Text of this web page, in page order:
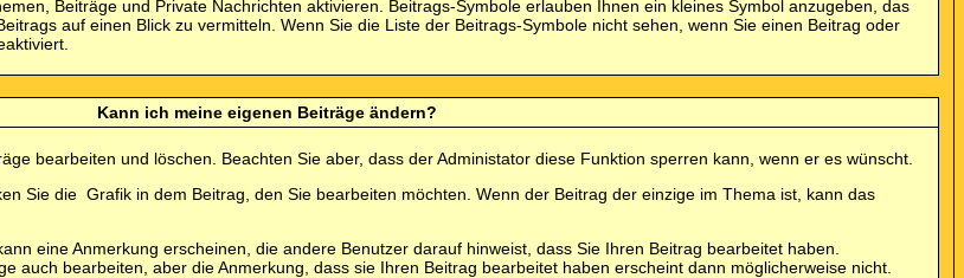
Beiträge und Private Nachrichten aktivieren. Beitrags-Symbole erlauben Ihnen ein kleines Symbol anzugeben, das
auf einen Blick zu vermitteln. Wenn Sie die Liste der Beitrags-Symbole nicht sehen, wenn Sie einen Beitrag oder
Kann ich meine eigenen Beiträge ändern?
bearbeiten und löschen. Beachten Sie aber, dass der Administator diese Funktion sperren kann, wenn er es wünscht.
Sie die Grafik in dem Beitrag, den Sie bearbeiten möchten. Wenn der Beitrag der einzige im Thema ist, kann das
eine Anmerkung erscheinen, die andere Benutzer darauf hinweist, dass Sie Ihren Beitrag bearbeitet haben.
auch bearbeiten, aber die Anmerkung, dass sie Ihren Beitrag bearbeitet haben erscheint dann möglicherweise nicht.